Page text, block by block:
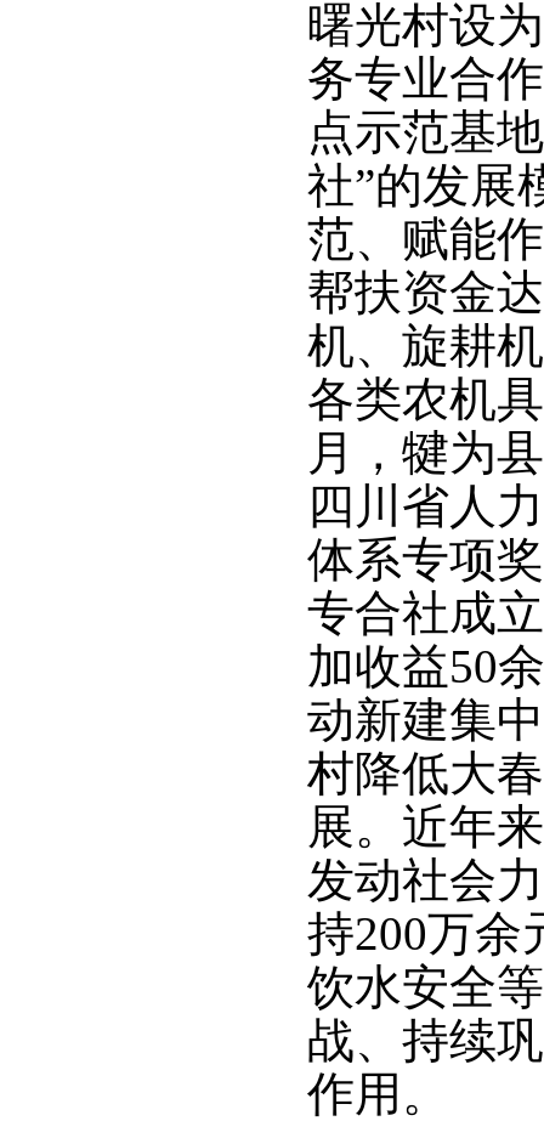
曙光村设
务专业合
点示范基
社”的发展
范、赋能
帮扶资金
机、旋耕
各类农机
月，犍为
四川省人
体系专项
专合社成
加收益50
动新建集
村降低大
展。近年
发动社会
持200万余
饮水安全
战、持续
作用。